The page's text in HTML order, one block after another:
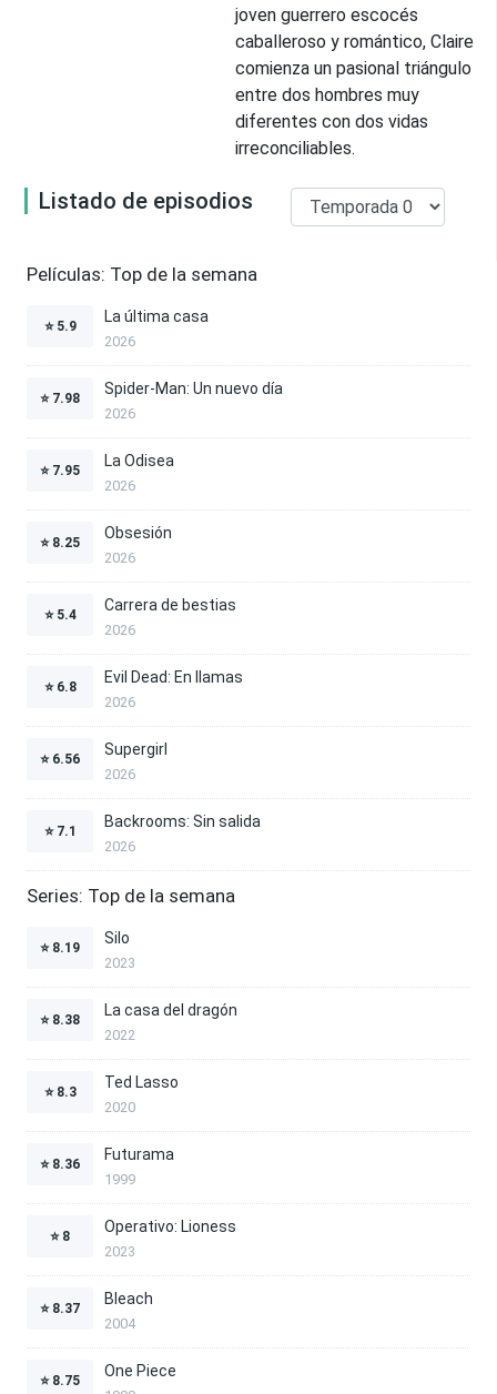
joven guerrero escocés
caballeroso y romántico, Claire
comienza un pasional triángulo
entre dos hombres muy
diferentes con dos vidas
irreconciliables.
Listado de episodios
Películas: Top de la semana
⭐ 5.9
La última casa
2026
⭐ 7.98
Spider-Man: Un nuevo día
2026
⭐ 7.95
La Odisea
2026
⭐ 8.25
Obsesión
2026
⭐ 5.4
Carrera de bestias
2026
⭐ 6.8
Evil Dead: En llamas
2026
⭐ 6.56
Supergirl
2026
⭐ 7.1
Backrooms: Sin salida
2026
Series: Top de la semana
⭐ 8.19
Silo
2023
⭐ 8.38
La casa del dragón
2022
⭐ 8.3
Ted Lasso
2020
⭐ 8.36
Futurama
1999
⭐ 8
Operativo: Lioness
2023
⭐ 8.37
Bleach
2004
⭐ 8.75
One Piece